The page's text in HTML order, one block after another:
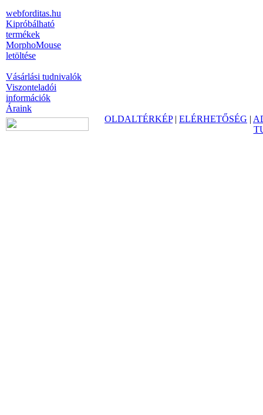
webforditas.hu
Kipróbálható
termékek
MorphoMouse
letöltése
Vásárlási tudnivalók
Viszonteladói
információk
Áraink
OLDALTÉRKÉP| ELÉRHETŐSÉG |